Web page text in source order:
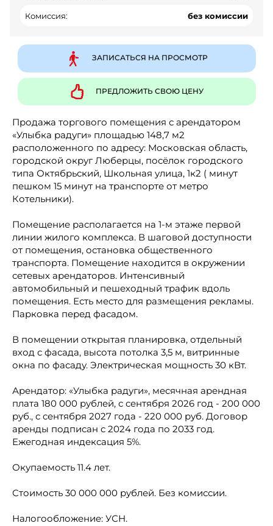
Комиссия: без комиссии
ЗАПИСАТЬСЯ НА ПРОСМОТР
ПРЕДЛОЖИТЬ СВОЮ ЦЕНУ
Продажа торгового помещения с арендатором
«Улыбка радуги» площадью 148,7 м2
расположенного по адресу: Московская область,
городской округ Люберцы, посёлок городского
типа Октябрьский, Школьная улица, 1к2 ( минут
пешком 15 минут на транспорте от метро
Котельники).
Помещение располагается на 1-м этаже первой
линии жилого комплекса. В шаговой доступности
от помещения, остановка общественного
транспорта. Помещение находится в окружении
сетевых арендаторов. Интенсивный
автомобильный и пешеходный трафик вдоль
помещения. Есть место для размещения рекламы.
Парковка перед фасадом.
В помещении открытая планировка, отдельный
вход с фасада, высота потолка 3,5 м, витринные
окна по фасаду. Электрическая мощность 30 кВт.
Арендатор: «Улыбка радуги», месячная арендная
плата 180 000 рублей, с сентября 2026 год - 200 000
руб., с сентября 2027 года - 220 000 руб. Договор
аренды подписан с 2024 года по 2033 год.
Ежегодная индексация 5%.
Окупаемость 11.4 лет.
Стоимость 30 000 000 рублей. Без комиссии.
Налогообложение: УСН.